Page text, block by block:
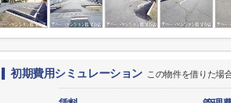
初期費用シミュレーション この物件を借りた場